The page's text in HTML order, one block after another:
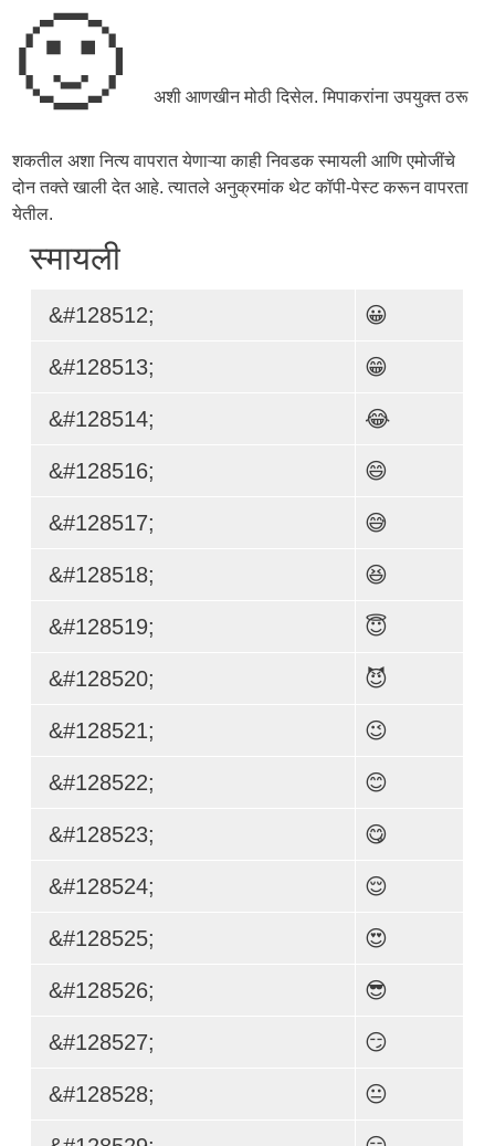
🙂अशी आणखीन मोठी दिसेल. मिपाकरांना उपयुक्त ठरू
शकतील अशा नित्य वापरात येणाऱ्या काही निवडक स्मायली आणि एमोजींचे
दोन तक्ते खाली देत आहे. त्यातले अनुक्रमांक थेट कॉपी-पेस्ट करून वापरता
येतील.
स्मायली
&#128512; 😀
&#128513; 😁
&#128514; 😂
&#128516; 😄
&#128517; 😅
&#128518; 😆
&#128519; 😇
&#128520; 😈
&#128521; 😉
&#128522; 😊
&#128523; 😋
&#128524; 😌
&#128525; 😍
&#128526; 😎
&#128527; 😏
&#128528; 😐